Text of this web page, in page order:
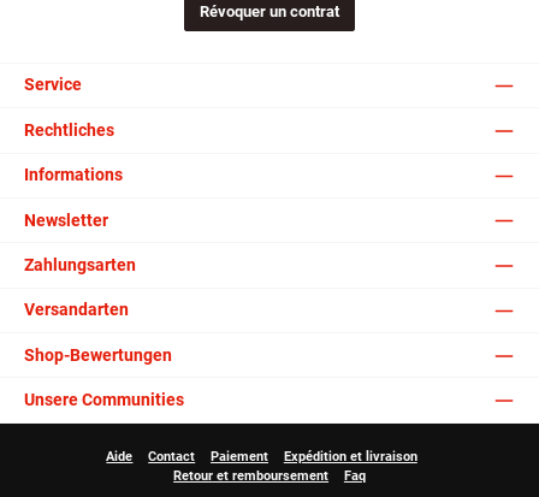
Révoquer un contrat
Service
Rechtliches
Informations
Newsletter
Zahlungsarten
Versandarten
Shop-Bewertungen
Unsere Communities
Aide Contact Paiement
Expédition et livraison
Retour et remboursement
Faq